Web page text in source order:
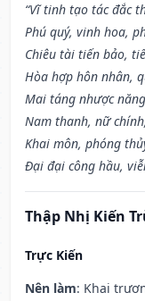
“Vĩ tinh tạo tác đắc
Phú quý, vinh hoa,
Chiêu tài tiến bảo,
Hòa hợp hôn nhân,
Mai táng nhược
Nam thanh, nữ
Khai môn, phóng
Đại đại công hầu,
Thập Nhị Kiến
Trực Kiến
Nên làm: Khai